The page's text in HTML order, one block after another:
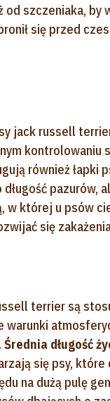
od szczeniaka, by
się przed
jack russell
kontrolowaniu
również łapki
pazurów,
w której u psów
się
terrier są
warunki
Średnia długość
się psy,
na dużą pulę